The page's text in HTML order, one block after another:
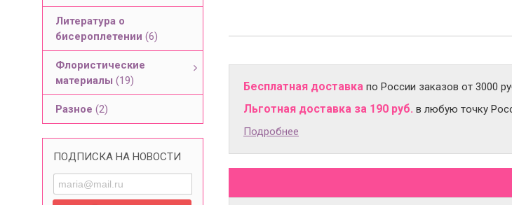
Литература о
бисероплетении (6)
Флористические
материалы (19)
Разное (2)
ПОДПИСКА НА НОВОСТИ
Бесплатная доставка по России заказов от 3000
Льготная доставка за 190 руб. в любую точку
Подробнее